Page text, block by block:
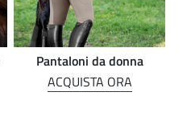
Pantaloni da donna
ACQUISTA ORA